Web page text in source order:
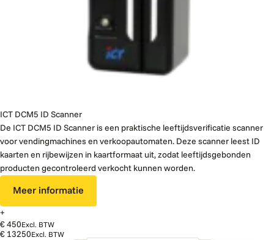
ICT DCM5 ID Scanner
De ICT DCM5 ID Scanner is een praktische leeftijdsverificatie scanner
voor vendingmachines en verkoopautomaten. Deze scanner leest ID
kaarten en rijbewijzen in kaartformaat uit, zodat leeftijdsgebonden
producten gecontroleerd verkocht kunnen worden.
Meer informatie
+
€ 450Excl. BTW
€ 13250Excl. BTW